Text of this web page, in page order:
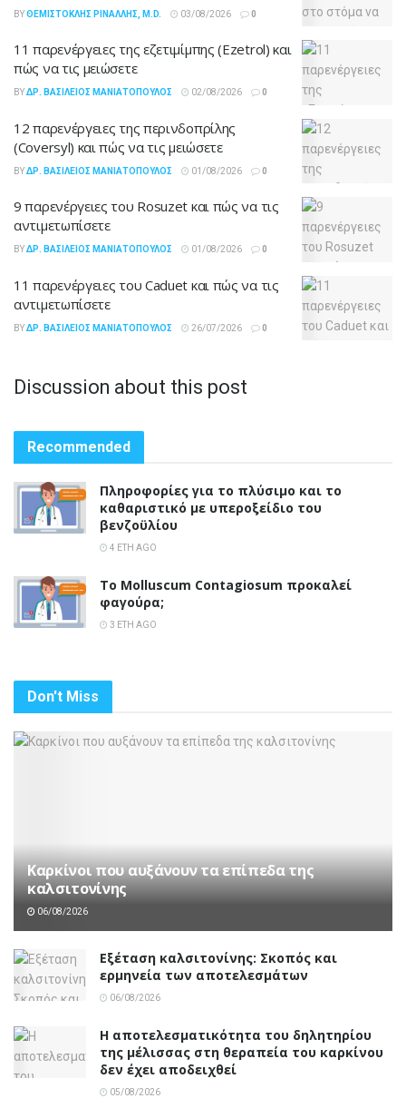
BYΘΕΜΙΣΤΟΚΛΉΣ ΡΙΝΆΛΛΗΣ, M.D. 03/08/2026 0
11 παρενέργειες της εζετιμίμπης (Ezetrol) και
πώς να τις μειώσετε
BYΔΡ. ΒΑΣΊΛΕΙΟΣ ΜΑΝΙΑΤΌΠΟΥΛΟΣ 02/08/2026 0
12 παρενέργειες της περινδοπρίλης
(Coversyl) και πώς να τις μειώσετε
BYΔΡ. ΒΑΣΊΛΕΙΟΣ ΜΑΝΙΑΤΌΠΟΥΛΟΣ 01/08/2026 0
9 παρενέργειες του Rosuzet και πώς να τις
αντιμετωπίσετε
BYΔΡ. ΒΑΣΊΛΕΙΟΣ ΜΑΝΙΑΤΌΠΟΥΛΟΣ 01/08/2026 0
11 παρενέργειες του Caduet και πώς να τις
αντιμετωπίσετε
BYΔΡ. ΒΑΣΊΛΕΙΟΣ ΜΑΝΙΑΤΌΠΟΥΛΟΣ 26/07/2026 0
Discussion about this post
Recommended
Πληροφορίες για το πλύσιμο και το
καθαριστικό με υπεροξείδιο του
βενζοϋλίου
4 ΈΤΗ AGO
Το Molluscum Contagiosum προκαλεί
φαγούρα;
3 ΈΤΗ AGO
Don't Miss
Καρκίνοι που αυξάνουν τα επίπεδα της
καλσιτονίνης
06/08/2026
Εξέταση καλσιτονίνης: Σκοπός και
ερμηνεία των αποτελεσμάτων
06/08/2026
Η αποτελεσματικότητα του δηλητηρίου
της μέλισσας στη θεραπεία του καρκίνου
δεν έχει αποδειχθεί
05/08/2026